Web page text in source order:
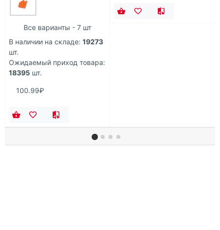
Все варианты - 7 шт
В наличии на складе: 19273
шт.
Ожидаемый приход товара:
18395 шт.
100.99₽